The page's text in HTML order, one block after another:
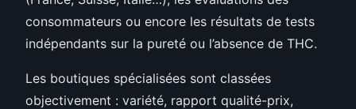
consommateurs ou encore les résultats de tests
indépendants sur la pureté ou l’absence de THC.
Les boutiques spécialisées sont classées
objectivement : variété, rapport qualité-prix,